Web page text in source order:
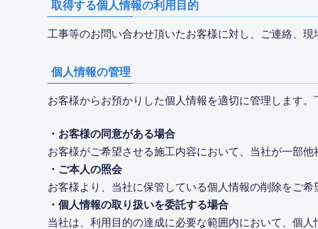
取得する個人情報の利用目的
工事等のお問い合わせ頂いたお客様に対し、ご連絡、
個人情報の管理
お客様からお預かりした個人情報を適切に管理します
・お客様の同意がある場合
お客様がご希望させる施工内容において、当社が一部
・ご本人の照会
お客様より、当社に保管している個人情報の削除をご
・個人情報の取り扱いを委託する場合
当社は、利用目的の達成に必要な範囲内において、個